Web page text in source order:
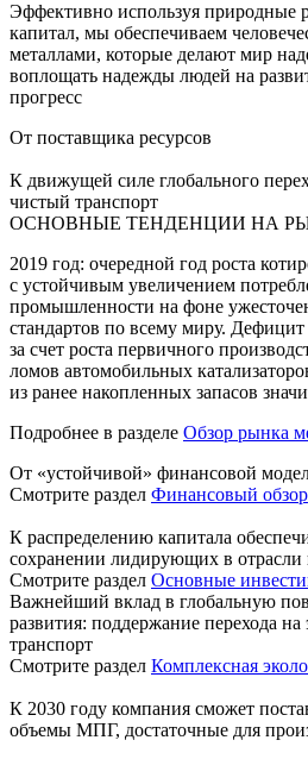
Эффективно используя природные
капитал, мы обеспечиваем
металлами, которые делают мир
воплощать надежды людей на
прогресс
От поставщика ресурсов
К движущей силе глобального
чистый транспорт
ОСНОВНЫЕ ТЕНДЕНЦИИ НА
2019 год: очередной год роста
с устойчивым увеличением
промышленности на фоне
стандартов по всему миру.
за счет роста первичного
ломов автомобильных
из ранее накопленных запасов
Подробнее в разделе Обзор рынка
От «устойчивой» финансовой
Смотрите раздел Финансовый обзор
К распределению капитала
сохранении лидирующих в отрасли
Смотрите раздел Основные
Важнейший вклад в глобальную
развития: поддержание перехода
транспорт
Смотрите раздел Комплексная
К 2030 году компания сможет
объемы МПГ, достаточные для